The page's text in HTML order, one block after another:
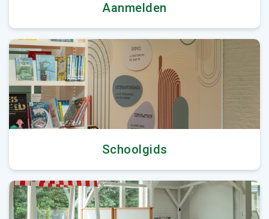
Aanmelden
Schoolgids